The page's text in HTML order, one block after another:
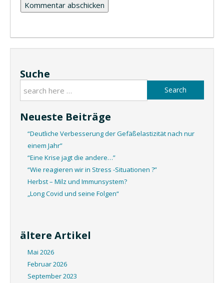
Suche
Search
Neueste Beiträge
“Deutliche Verbesserung der Gefäßelastizität nach nur
einem Jahr”
“Eine Krise jagt die andere…”
“Wie reagieren wir in Stress -Situationen ?”
Herbst – Milz und Immunsystem?
„Long Covid und seine Folgen“
ältere Artikel
Mai 2026
Februar 2026
September 2023